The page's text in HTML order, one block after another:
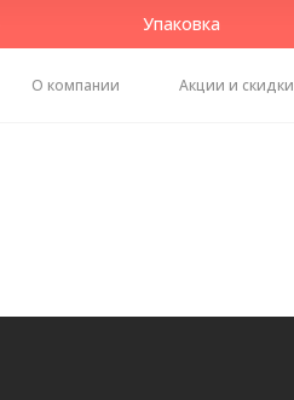
Упаковка
О компании Акции и скидки